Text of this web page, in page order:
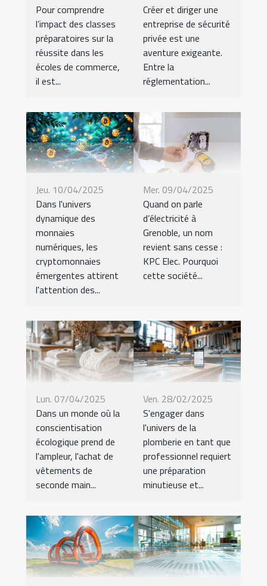
Pour comprendre
l’impact des classes
préparatoires sur la
réussite dans les
écoles de commerce,
il est...
Créer et diriger une
entreprise de sécurité
privée est une
aventure exigeante.
Entre la
réglementation...
Jeu. 10/04/2025
Dans l'univers
dynamique des
monnaies
numériques, les
cryptomonnaies
émergentes attirent
l'attention des...
Mer. 09/04/2025
Quand on parle
d’électricité à
Grenoble, un nom
revient sans cesse :
KPC Elec. Pourquoi
cette société...
Lun. 07/04/2025
Dans un monde où la
conscientisation
écologique prend de
l'ampleur, l'achat de
vêtements de
seconde main...
Ven. 28/02/2025
S'engager dans
l'univers de la
plomberie en tant que
professionnel requiert
une préparation
minutieuse et...